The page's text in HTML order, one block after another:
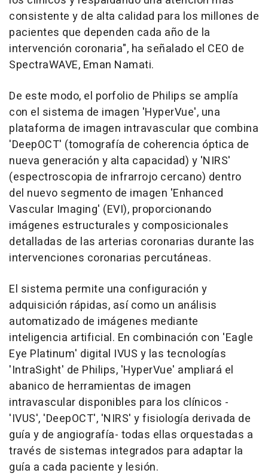
consistente y de alta calidad para los millones de
pacientes que dependen cada año de la
intervención coronaria", ha señalado el CEO de
SpectraWAVE, Eman Namati.
De este modo, el porfolio de Philips se amplía
con el sistema de imagen 'HyperVue', una
plataforma de imagen intravascular que combina
'DeepOCT' (tomografía de coherencia óptica de
nueva generación y alta capacidad) y 'NIRS'
(espectroscopia de infrarrojo cercano) dentro
del nuevo segmento de imagen 'Enhanced
Vascular Imaging' (EVI), proporcionando
imágenes estructurales y composicionales
detalladas de las arterias coronarias durante las
intervenciones coronarias percutáneas.
El sistema permite una configuración y
adquisición rápidas, así como un análisis
automatizado de imágenes mediante
inteligencia artificial. En combinación con 'Eagle
Eye Platinum' digital IVUS y las tecnologías
'IntraSight' de Philips, 'HyperVue' ampliará el
abanico de herramientas de imagen
intravascular disponibles para los clínicos -
'IVUS', 'DeepOCT', 'NIRS' y fisiología derivada de
guía y de angiografía- todas ellas orquestadas a
través de sistemas integrados para adaptar la
guía a cada paciente y lesión.